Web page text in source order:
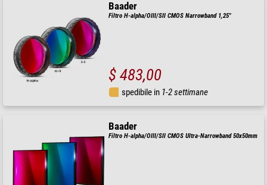
Baader
Filtro H-alpha/OIII/SII CMOS Narrowband 1,25"
$ 483,00
spedibile in 1-2 settimane
Baader
Filtro H-alpha/OIII/SII CMOS Ultra-Narrowband 50x50mm